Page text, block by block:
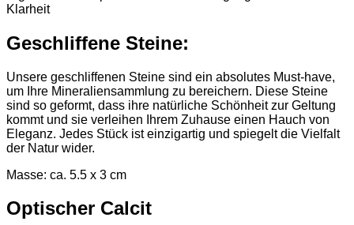
Klarheit
Geschliffene Steine:
Unsere geschliffenen Steine sind ein absolutes Must-have,
um Ihre Mineraliensammlung zu bereichern. Diese Steine
sind so geformt, dass ihre natürliche Schönheit zur Geltung
kommt und sie verleihen Ihrem Zuhause einen Hauch von
Eleganz. Jedes Stück ist einzigartig und spiegelt die Vielfalt
der Natur wider.
Masse: ca. 5.5 x 3 cm
Optischer Calcit